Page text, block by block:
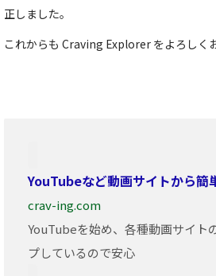
正しました。
これからも Craving Explorer をよろしく
YouTubeなど動画サイトから簡
crav-ing.com
YouTubeを始め、各種動画サイト
プしているので安心